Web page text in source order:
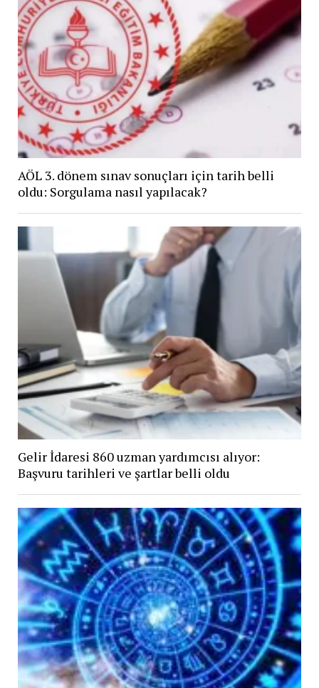
AÖL 3. dönem sınav sonuçları için tarih belli
oldu: Sorgulama nasıl yapılacak?
Gelir İdaresi 860 uzman yardımcısı alıyor:
Başvuru tarihleri ve şartlar belli oldu